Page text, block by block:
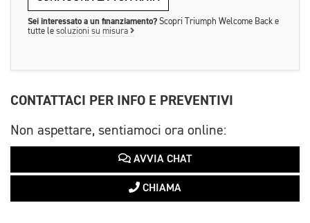
Sei interessato a un finanziamento? Scopri Triumph Welcome Back e
tutte le soluzioni su misura
CONTATTACI PER INFO E PREVENTIVI
Non aspettare, sentiamoci ora online:
AVVIA CHAT
CHIAMA